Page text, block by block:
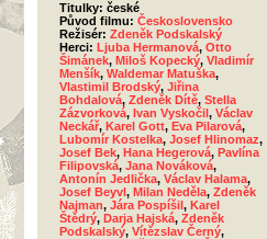
Titulky: české
Původ filmu: Československo
Režisér: Zdeněk Podskalský
Herci: Ljuba Hermanová, Otto
Šimánek, Miloš Kopecký, Vladimír
Menšík, Waldemar Matuška,
Vlastimil Brodský, Jiřina
Bohdalová, Zdeněk Dítě, Stella
Zázvorková, Ivan Vyskočil, Václav
Neckář, Karel Gott, Eva Pilarová,
Lubomír Kostelka, Josef Hlinomaz,
Josef Bek, Hana Hegerová, Pavlína
Filipovská, Jana Nováková,
Antonín Jedlička, Václav Halama,
Josef Beyvl, Milan Neděla, Zdeněk
Najman, Jára Pospíšil, Karel
Štědrý, Darja Hajská, Zdeněk
Podskalský, Vítězslav Černý,